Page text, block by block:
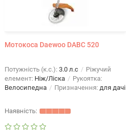
Мотокоса Daewoo DABC 520
Потужність (к.с.): 3.0 л.с
Ріжучий
елемент: Ніж/Ліска
Рукоятка:
Велосипедна
Призначення: для дачі